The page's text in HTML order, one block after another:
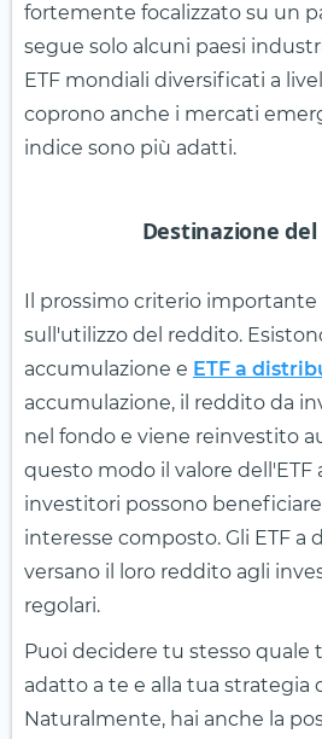
fortemente focalizzato su un
segue solo alcuni paesi
ETF mondiali diversificati a
coprono anche i mercati
indice sono più adatti.
Destinazione
Il prossimo criterio importante
sull'utilizzo del reddito.
accumulazione e ETF a
accumulazione, il reddito da
nel fondo e viene reinvestito
questo modo il valore dell'ETF
investitori possono
interesse composto. Gli ETF a
versano il loro reddito agli
regolari.
Puoi decidere tu stesso quale
adatto a te e alla tua strategia
Naturalmente, hai anche la